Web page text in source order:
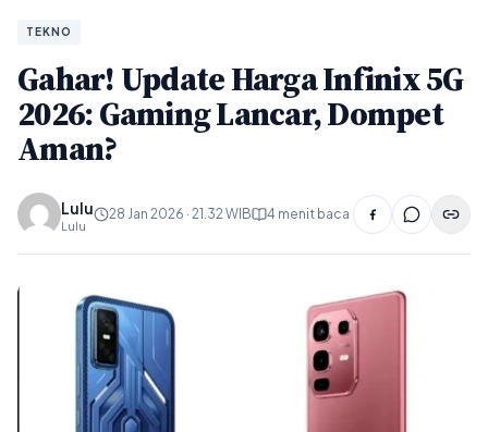
TEKNO
Gahar! Update Harga Infinix 5G
2026: Gaming Lancar, Dompet
Aman?
Lulu
Lulu
28 Jan 2026 · 21.32 WIB 4 menit baca